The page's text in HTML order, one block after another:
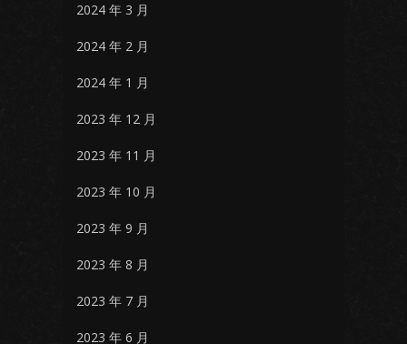
2024 年 3 月
2024 年 2 月
2024 年 1 月
2023 年 12 月
2023 年 11 月
2023 年 10 月
2023 年 9 月
2023 年 8 月
2023 年 7 月
2023 年 6 月